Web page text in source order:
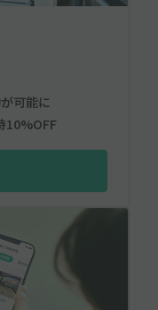
可能に
10%OFF